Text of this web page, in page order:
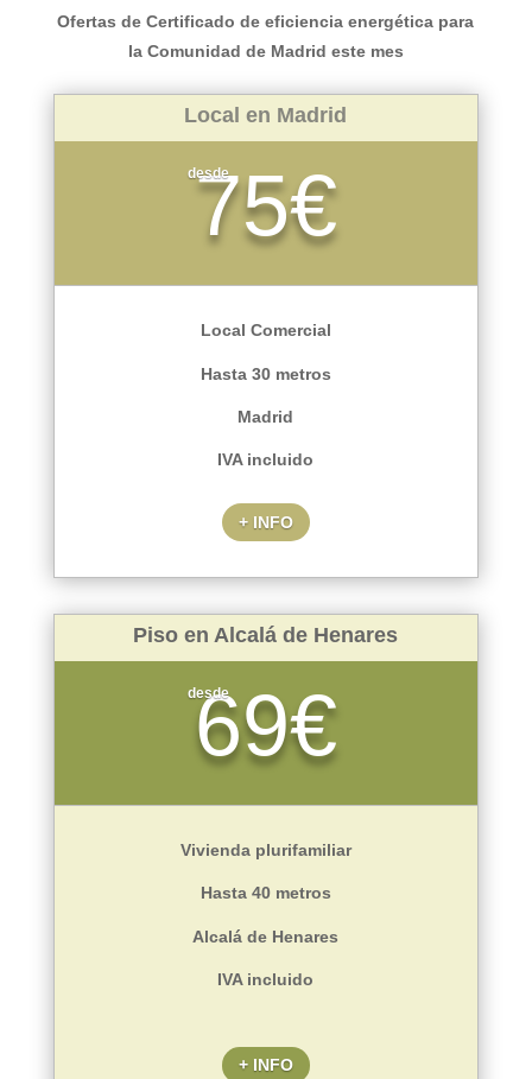
Ofertas de Certificado de eficiencia energética para
la Comunidad de Madrid este mes
Local en Madrid
desde
75€
Local Comercial
Hasta 30 metros
Madrid
IVA incluido
+ INFO
Piso en Alcalá de Henares
desde
69€
Vivienda plurifamiliar
Hasta 40 metros
Alcalá de Henares
IVA incluido
+ INFO